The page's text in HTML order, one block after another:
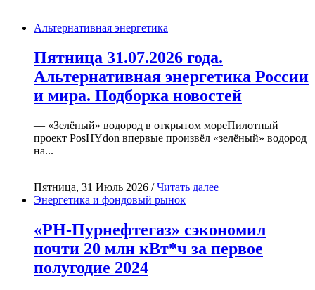
Альтернативная энергетика
Пятница 31.07.2026 года.
Альтернативная энергетика России
и мира. Подборка новостей
— «Зелёный» водород в открытом мореПилотный
проект PosHYdon впервые произвёл «зелёный» водород
на...
Пятница, 31 Июль 2026 /Читать далее
Энергетика и фондовый рынок
«РН-Пурнефтегаз» сэкономил
почти 20 млн кВт*ч за первое
полугодие 2024